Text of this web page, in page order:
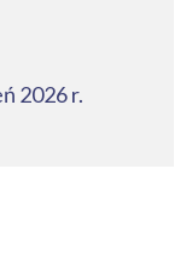
2026 r.